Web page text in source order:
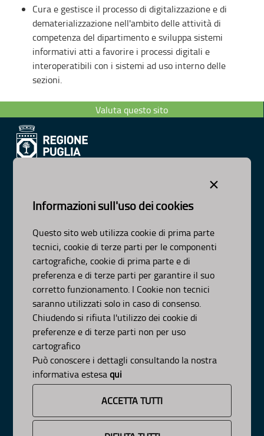
×
Informazioni sull'uso dei cookies
Questo sito web utilizza cookie di prima parte
tecnici, cookie di terze parti per le componenti
cartografiche, cookie di prima parte e di
preferenza e di terze parti per garantire il suo
corretto funzionamento. I Cookie non tecnici
saranno utilizzati solo in caso di consenso.
Chiudendo si rifiuta l'utilizzo dei cookie di
preferenze e di terze parti non per uso
cartografico
Può conoscere i dettagli consultando la nostra
informativa estesaqui
ACCETTA TUTTI
Cura e gestisce il processo di digitalizzazione e di
dematerializzazione nell'ambito delle attività di
competenza del dipartimento e sviluppa sistemi
informativi atti a favorire i processi digitali e
interoperatibili con i sistemi ad uso interno delle
sezioni.
Valuta questo sito
© Regione Puglia
XI-Az-11.1
Organizzazione
Pianificazione
Programmazione
APPROFONDIMENTI
Osservazioni CNAPI
Sviluppo Sostenibile
Decarbonizzazione
Un Pianeta Pulito per Tutti
INFORMAZIONE